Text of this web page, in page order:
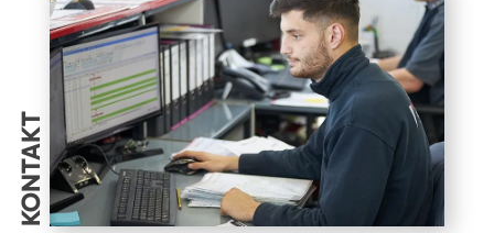
KONTAKT